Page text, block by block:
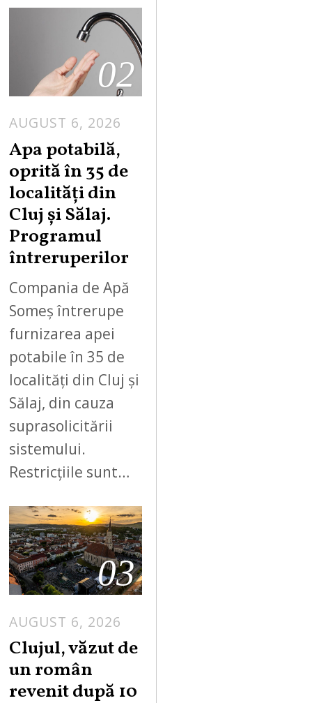
02
AUGUST 6, 2026
Apa potabilă,
oprită în 35 de
localități din
Cluj și Sălaj.
Programul
întreruperilor
Compania de Apă
Someș întrerupe
furnizarea apei
potabile în 35 de
localități din Cluj și
Sălaj, din cauza
suprasolicitării
sistemului.
Restricțiile sunt…
03
AUGUST 6, 2026
Clujul, văzut de
un român
revenit după 10